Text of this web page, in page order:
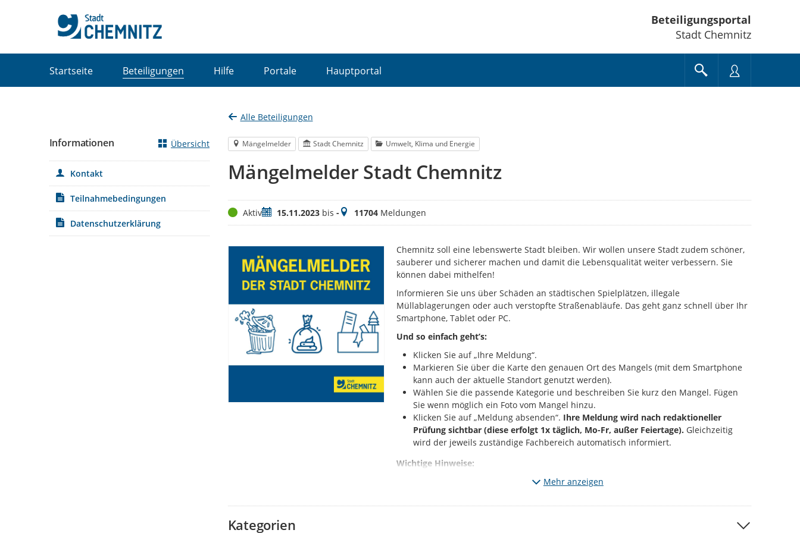
Beteiligungsportal
Stadt Chemnitz
Startseite Beteiligungen Hilfe Portale Hauptportal
Alle Beteiligungen
Mängelmelder Stadt Chemnitz Umwelt, Klima und Energie
Mängelmelder Stadt Chemnitz
StatusAktivZeitraum
15.11.2023bis -Meldungen
11704Meldungen
Chemnitz soll eine lebenswerte Stadt bleiben. Wir wollen unsere Stadt zudem schöner,
sauberer und sicherer machen und damit die Lebensqualität weiter verbessern. Sie
können dabei mithelfen!
Informieren Sie uns über Schäden an städtischen Spielplätzen, illegale
Müllablagerungen oder auch verstopfte Straßenabläufe. Das geht ganz schnell über Ihr
Smartphone, Tablet oder PC.
Und so einfach geht’s:
Klicken Sie auf „Ihre Meldung“.
Markieren Sie über die Karte den genauen Ort des Mangels (mit dem Smartphone
kann auch der aktuelle Standort genutzt werden).
Wählen Sie die passende Kategorie und beschreiben Sie kurz den Mangel. Fügen
Sie wenn möglich ein Foto vom Mangel hinzu.
Klicken Sie auf „Meldung absenden“. Ihre Meldung wird nach redaktioneller
Prüfung sichtbar (diese erfolgt 1x täglich, Mo-Fr, außer Feiertage). Gleichzeitig
wird der jeweils zuständige Fachbereich automatisch informiert.
Wichtige Hinweise:
Melden Sie bitte nur solche Mängel, die den vorgegebenen Kategorien entsprechen.
Behördenrufnummer 115 oder per Mail and115@stadt-chemnitz.de
Mehr anzeigen
Kategorien
Informationen Übersicht
Kontakt
Teilnahmebedingungen
Datenschutzerklärung